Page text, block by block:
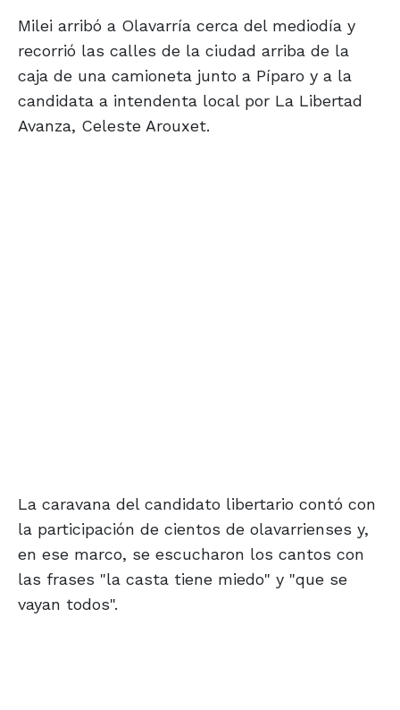
Milei arribó a Olavarría cerca del mediodía y
recorrió las calles de la ciudad arriba de la
caja de una camioneta junto a Píparo y a la
candidata a intendenta local por La Libertad
Avanza, Celeste Arouxet.
La caravana del candidato libertario contó con
la participación de cientos de olavarrienses y,
en ese marco, se escucharon los cantos con
las frases "la casta tiene miedo" y "que se
vayan todos".